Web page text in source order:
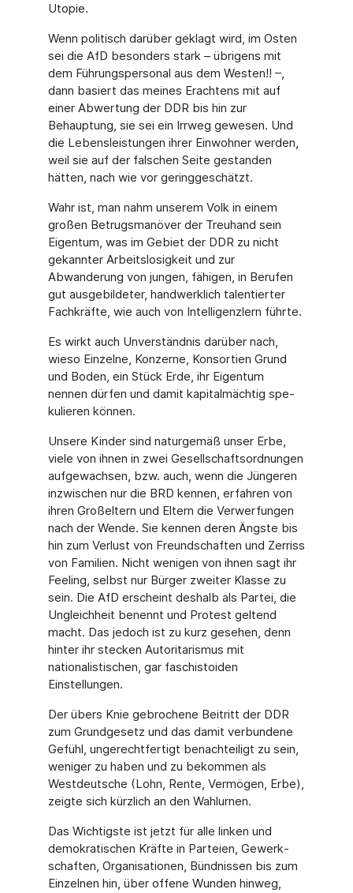
Utopie.
Wenn politisch darüber geklagt wird, im Osten
sei die AfD besonders stark – übrigens mit
dem Führungspersonal aus dem Westen!! –,
dann basiert das meines Erachtens mit auf
einer Abwertung der DDR bis hin zur
Behauptung, sie sei ein Irrweg gewesen. Und
die Lebensleistungen ihrer Einwohner werden,
weil sie auf der falschen Seite gestanden
hätten, nach wie vor geringgeschätzt.
Wahr ist, man nahm unserem Volk in einem
großen Betrugsmanöver der Treuhand sein
Eigentum, was im Gebiet der DDR zu nicht
gekannter Arbeitslosigkeit und zur
Abwanderung von jungen, fähigen, in Berufen
gut ausgebildeter, handwerklich talentierter
Fachkräfte, wie auch von Intelligenzlern führte.
Es wirkt auch Unverständnis darüber nach,
wieso Einzelne, Konzerne, Konsortien Grund
und Boden, ein Stück Erde, ihr Eigentum
nennen dürfen und damit kapitalmächtig spe­
kulieren können.
Unsere Kinder sind naturgemäß unser Erbe,
viele von ihnen in zwei Gesellschaftsord­nungen
aufgewachsen, bzw. auch, wenn die Jüngeren
inzwischen nur die BRD kennen, erfahren von
ihren Großeltern und Eltern die Verwerfungen
nach der Wende. Sie ken­nen deren Ängste bis
hin zum Verlust von Freundschaften und Zerriss
von Familien. Nicht wenigen von ihnen sagt ihr
Feeling, selbst nur Bürger zweiter Klasse zu
sein. Die AfD erscheint deshalb als Partei, die
Ungleichheit benennt und Protest geltend
macht. Das jedoch ist zu kurz gesehen, denn
hinter ihr stecken Autoritarismus mit
nationalisti­schen, gar faschistoiden
Einstellungen.
Der übers Knie gebrochene Beitritt der DDR
zum Grundgesetz und das damit verbundene
Gefühl, ungerechtfertigt benachteiligt zu sein,
weniger zu haben und zu bekommen als
Westdeutsche (Lohn, Rente, Vermögen, Erbe),
zeigte sich kürzlich an den Wahlurnen.
Das Wichtigste ist jetzt für alle linken und
demokratischen Kräfte in Parteien, Gewerk­
schaften, Organisationen, Bündnissen bis zum
Einzelnen hin, über offene Wunden hin­weg,